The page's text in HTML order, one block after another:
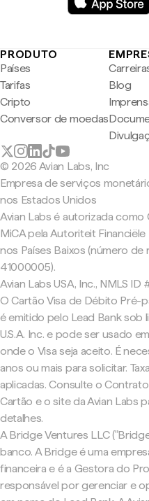
PRODUTO
Países
Tarifas
Cripto
Conversor de moedas
Blog
© 2026 Avian Labs, Inc
Empresa de serviços
nos Estados Unidos
Avian Labs é autorizada como
MiCA pela Autoriteit
nos Países Baixos (número de
41000005).
Avian Labs USA, Inc., NMLS
O Cartão Visa de Débito Pré-
é emitido pelo Lead Bank sob
U.S.A. Inc. e pode ser usado
onde o Visa seja aceito. É
anos ou mais para solicitar.
aplicadas. Consulte o
Cartão e o site da Avian Labs
detalhes.
A Bridge Ventures LLC
banco. A Bridge é uma
financeira e é a Gestora do
responsável por gerenciar e